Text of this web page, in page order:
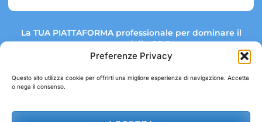
Preferenze Privacy
Questo sito utilizza cookie per offrirti una migliore esperienza di navigazione. Accetta
o nega il consenso.
La TUA PIATTAFORMA professionale per dominare il
mercato della GDO.
Link rapidi: